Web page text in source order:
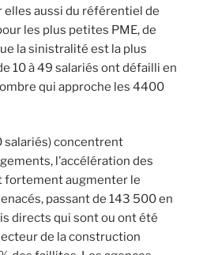
elles aussi du référentiel de
les plus petites PME, de
la sinistralité est la plus
10 à 49 salariés ont défailli en
qui approche les 4400
salariés) concentrent
l’accélération des
fortement augmenter le
passant de 143 500 en
directs qui sont ou ont été
de la construction